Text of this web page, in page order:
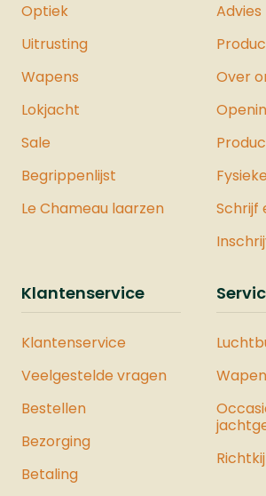
Optiek
Uitrusting
Wapens
Lokjacht
Sale
Begrippenlijst
Le Chameau laarzen
Advies
Over
Schrijf
Klantenservice
Klantenservice
Veelgestelde vragen
Bestellen
Bezorging
Betaling